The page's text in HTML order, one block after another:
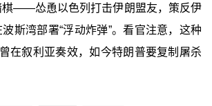
棋——怂恿以色列打击伊朗盟友，策反伊
斯湾部署“浮动炸弹”。看官注意，这种
在叙利亚奏效，如今特朗普要复制屠杀